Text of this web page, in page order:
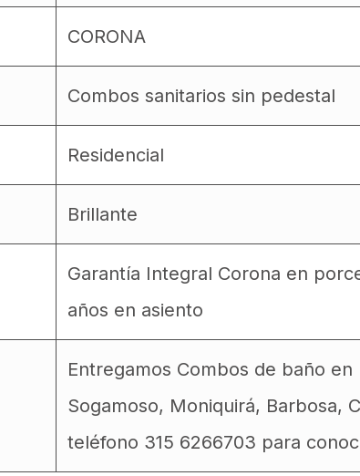
CORONA
Combos sanitarios sin pedestal
Residencial
Brillante
Garantía Integral Corona en
años en asiento
Entregamos Combos de baño
Sogamoso, Moniquirá, Barbosa,
teléfono 315 6266703 para